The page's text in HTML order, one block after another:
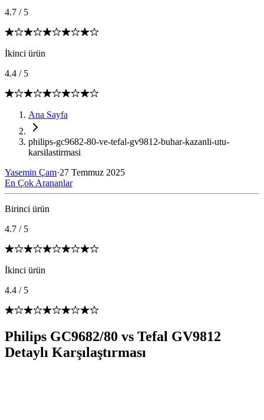
4.7 / 5
İkinci ürün
4.4 / 5
Ana Sayfa
philips-gc9682-80-ve-tefal-gv9812-buhar-kazanli-utu-
karsilastirmasi
Yasemin Çam·27 Temmuz 2025
En Çok Arananlar
Birinci ürün
4.7 / 5
İkinci ürün
4.4 / 5
Philips GC9682/80 vs Tefal GV9812
Detaylı Karşılaştırması